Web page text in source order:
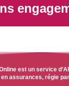
est un service
assurances, régie